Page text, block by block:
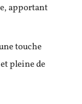
apportant
touche
pleine de